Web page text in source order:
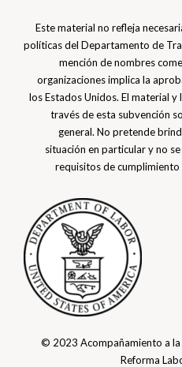
Este material no refleja
políticas del Departamento de
mención de nombres
organizaciones implica la
los Estados Unidos. El material
través de esta subvención
general. No pretende
situación en particular y no
requisitos de
© 2023 Acompañamiento a
Reforma